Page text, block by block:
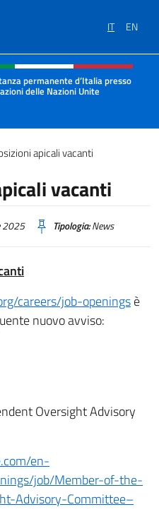
IT EN
e menù
permanente d’Italia presso
delle Nazioni Unite
della Rappresentanza
apicali vacanti
vacanti
2025 Tipologia:News
careers/job-openingsè
nuovo avviso:
Oversight Advisory
en-
job/Member-of-the-
Advisory-Committee–